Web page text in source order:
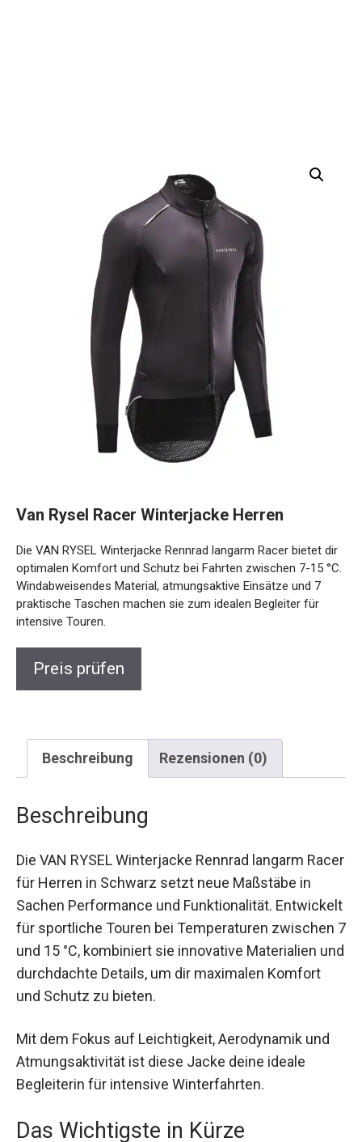
dir optimalen Komfort und Schutz bei Fahrten zwischen 7-
15 °C. Windabweisendes Material, atmungsaktive Einsätze
und 7 praktische Taschen machen sie zum idealen Begleiter
für intensive Touren.
Beschreibung Rezensionen (0)
Beschreibung
Racer für Herren in Schwarz setzt neue
Maßstäbe in Sachen Performance und
Funktionalität. Entwickelt für sportliche Touren
bei Temperaturen zwischen 7 und 15 °C,
kombiniert sie innovative Materialien und
durchdachte Details, um dir maximalen Komfort
und Schutz zu bieten.
Mit dem Fokus auf Leichtigkeit, Aerodynamik und
Atmungsaktivität ist diese Jacke deine ideale
Begleiterin für intensive Winterfahrten.